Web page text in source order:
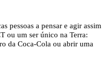
pessoas a pensar e agir assim
ou um ser único na Terra:
da Coca-Cola ou abrir uma